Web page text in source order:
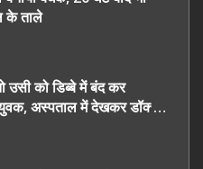
के ताले
उसी को डिब्बे में बंद कर
अस्पताल में देखकर डॉक्टर